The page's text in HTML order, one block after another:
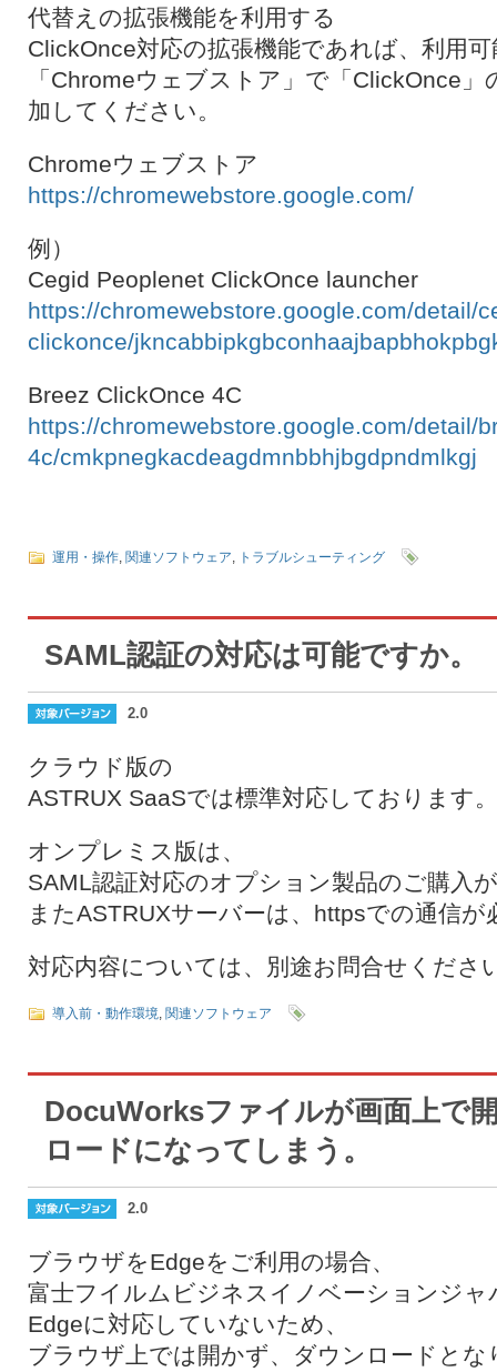
代替えの拡張機能を利用する
ClickOnce対応の拡張機能であれば、利用
「Chromeウェブストア」で「ClickOnce
加してください。
Chromeウェブストア
https://chromewebstore.google.com/
例）
Cegid Peoplenet ClickOnce launcher
https://chromewebstore.google.com/detail/
clickonce/
Breez ClickOnce 4C
https://chromewebstore.google.com/detail/
4c/cmkpnegkacdeagdmnbbhjbgdpndmlkgj
運用・操作, 関連ソフトウェア, トラブルシューティング
SAML認証の対応は可能ですか。
2.0
クラウド版の
ASTRUX SaaSでは標準対応しております。
オンプレミス版は、
SAML認証対応のオプション製品のご購入
またASTRUXサーバーは、httpsでの通信が
対応内容については、別途お問合せくださ
導入前・動作環境, 関連ソフトウェア
DocuWorksファイルが画面上で
ロードになってしまう。
2.0
ブラウザをEdgeをご利用の場合、
富士フイルムビジネスイノベーションジャ
Edgeに対応していないため、
ブラウザ上では開かず、ダウンロードとな